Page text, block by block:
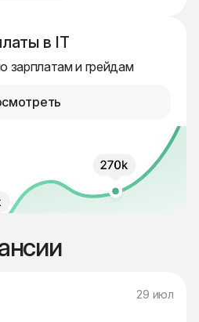
в IT
зарплатам и грейдам
29 июл